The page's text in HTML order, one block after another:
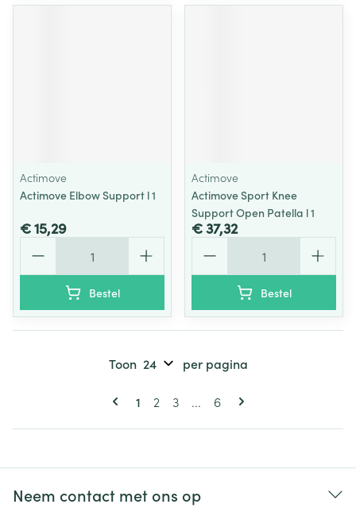
Actimove
Actimove Elbow Support l 1
€ 15,29
Bestel
Actimove
Actimove Sport Knee
Support Open Patella l 1
€ 37,32
Bestel
Pagina's
U lees momenteel pagina
1 Pagina
2 Pagina
3 ... Pagina
6
Toon per pagina
Neem contact met ons op